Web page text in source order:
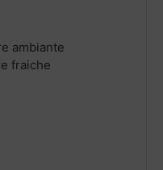
ambiante
fraiche